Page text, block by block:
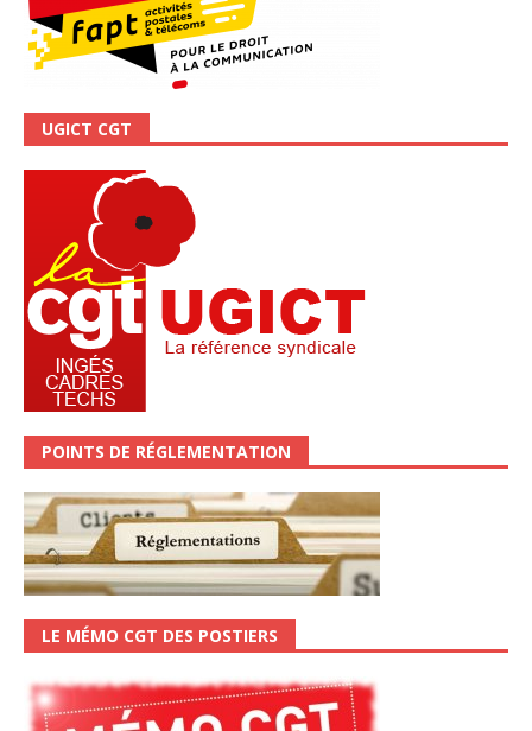
UGICT CGT
POINTS DE RÉGLEMENTATION
LE MÉMO CGT DES POSTIERS